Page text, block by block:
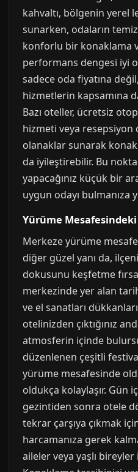
kahvaltı, bölgenin yerel
sunarken, odaların
konforlu bir konaklama
performans dengesi iyi
sadece oda fiyatına
hizmetlerin kapsamına
Bazı oteller, ücretsiz
hizmeti veya
olanaklar sunarak
da iyileştirebilir. Bu
yapacağınız küçük bir
uygun odayı bulmanıza
Yürüme
Merkeze yürüme
diğer güzel yanı da,
dokusunu keşfetme
merkezinde yer alan
ve el sanatları
otelinizden çıktığınız
atmosferin içinde
düzenlenen çeşitli
yürüme mesafesinde
oldukça kolaylaşır. Gün
gezintiden sonra otele
tekrar çarşıya çıkmak
harcamanıza gerek
aileler veya yaşlı